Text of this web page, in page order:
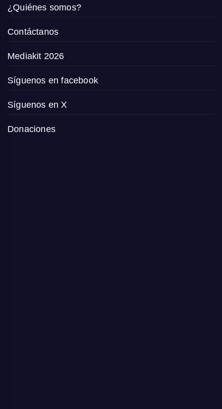
¿Quiénes somos?
Contáctanos
Mediakit 2026
Síguenos en facebook
Síguenos en X
Donaciones